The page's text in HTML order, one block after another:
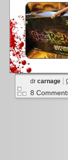
dr carnage
8